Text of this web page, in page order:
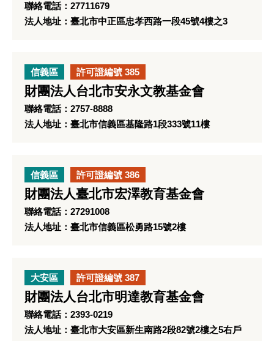
聯絡電話：27711679
法人地址：臺北市中正區忠孝西路一段45號4樓之3
信義區 許可證編號 385
財團法人台北市安永文教基金會
聯絡電話：2757-8888
法人地址：臺北市信義區基隆路1段333號11樓
信義區 許可證編號 386
財團法人臺北市宏澤教育基金會
聯絡電話：27291008
法人地址：臺北市信義區松勇路15號2樓
大安區 許可證編號 387
財團法人台北市明達教育基金會
聯絡電話：2393-0219
法人地址：臺北市大安區新生南路2段82號2樓之5右戶